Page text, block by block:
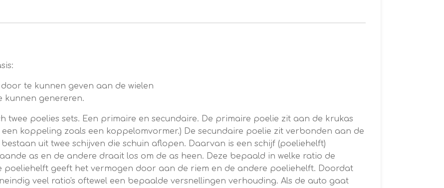
te kunnen geven aan de wielen
kunnen genereren.
twee poelies sets. Een primaire en secundaire. De primaire poelie zit aan de krukas
koppeling zoals een koppelomvormer.) De secundaire poelie zit verbonden aan de
uit twee schijven die schuin aflopen. Daarvan is een schijf (poeliehelft)
as en de andere draait los om de as heen. Deze bepaald in welke ratio de
poeliehelft geeft het vermogen door aan de riem en de andere poeliehelft. Doordat
veel ratio's oftewel een bepaalde versnellingen verhouding. Als de auto gaat